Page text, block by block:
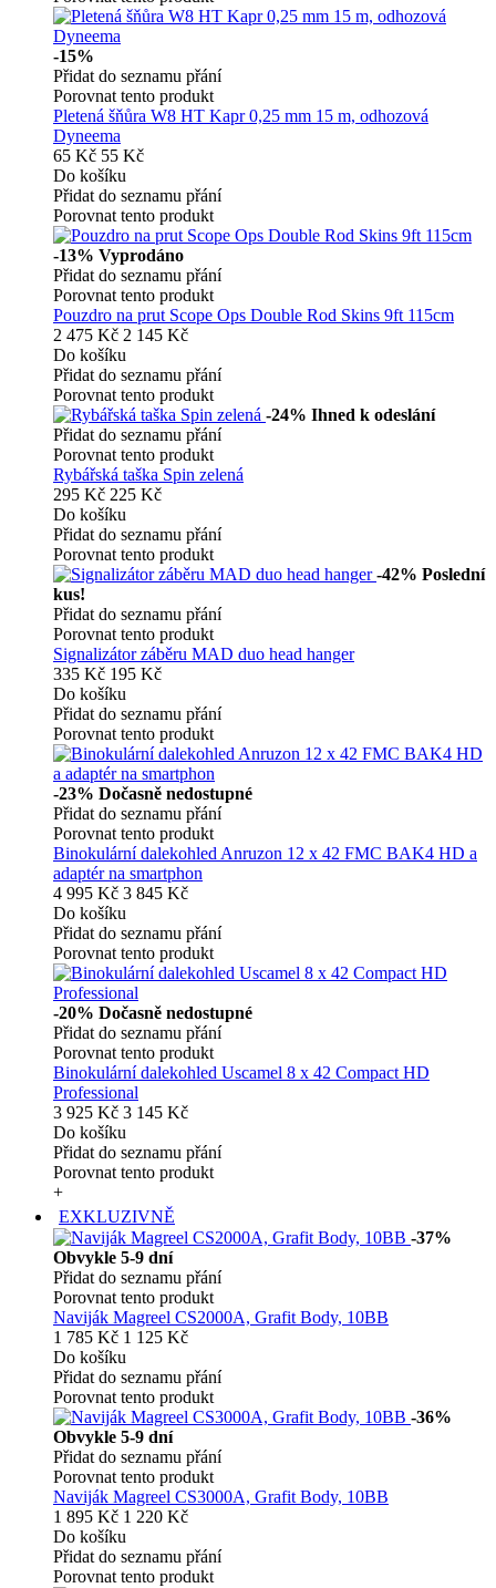
-15%
Přidat do seznamu přání
Porovnat tento produkt
Pletená šňůra W8 HT Kapr 0,25 mm 15 m, odhozová
Dyneema
65 Kč 55 Kč
Do košíku
Přidat do seznamu přání
Porovnat tento produkt
-13% Vyprodáno
Přidat do seznamu přání
Porovnat tento produkt
Pouzdro na prut Scope Ops Double Rod Skins 9ft 115cm
2 475 Kč 2 145 Kč
Do košíku
Přidat do seznamu přání
Porovnat tento produkt
-24% Ihned k odeslání
Přidat do seznamu přání
Porovnat tento produkt
Rybářská taška Spin zelená
295 Kč 225 Kč
Do košíku
Přidat do seznamu přání
Porovnat tento produkt
-42% Poslední
kus!
Přidat do seznamu přání
Porovnat tento produkt
Signalizátor záběru MAD duo head hanger
335 Kč 195 Kč
Do košíku
Přidat do seznamu přání
Porovnat tento produkt
-23% Dočasně nedostupné
Přidat do seznamu přání
Porovnat tento produkt
Binokulární dalekohled Anruzon 12 x 42 FMC BAK4 HD a
adaptér na smartphon
4 995 Kč 3 845 Kč
Do košíku
Přidat do seznamu přání
Porovnat tento produkt
-20% Dočasně nedostupné
Přidat do seznamu přání
Porovnat tento produkt
Binokulární dalekohled Uscamel 8 x 42 Compact HD
Professional
3 925 Kč 3 145 Kč
Do košíku
Přidat do seznamu přání
Porovnat tento produkt
+
EXKLUZIVNĚ
-37%
Obvykle 5-9 dní
Přidat do seznamu přání
Porovnat tento produkt
Naviják Magreel CS2000A, Grafit Body, 10BB
1 785 Kč 1 125 Kč
Do košíku
Přidat do seznamu přání
Porovnat tento produkt
-36%
Obvykle 5-9 dní
Přidat do seznamu přání
Porovnat tento produkt
Naviják Magreel CS3000A, Grafit Body, 10BB
1 895 Kč 1 220 Kč
Do košíku
Přidat do seznamu přání
Porovnat tento produkt